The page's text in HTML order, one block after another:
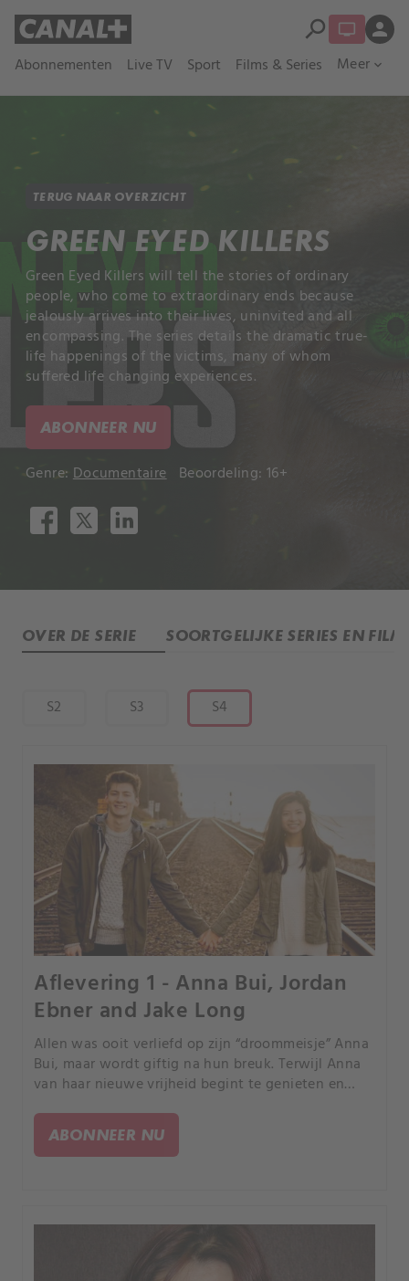
Abonnementen Live TV Sport Films & Series Meer expand_more
search person
TERUG NAAR OVERZICHT
GREEN EYED KILLERS
Green Eyed Killers will tell the stories of ordinary
people, who come to extraordinary ends because
jealously arrives into their lives, uninvited and all
encompassing. The series details the dramatic true-
life happenings of the victims, many of whom
suffered life changing experiences.
ABONNEER NU
Genre: Documentaire Beoordeling: 16+
OVER DE SERIE SOORTGELIJKE SERIES EN
S2 S3 S4
Aflevering 1 - Anna Bui, Jordan
Ebner and Jake Long
Allen was ooit verliefd op zijn “droommeisje” Anna
Bui, maar wordt giftig na hun breuk. Terwijl Anna
van haar nieuwe vrijheid begint te genieten en
jaloezie.
ABONNEER NU